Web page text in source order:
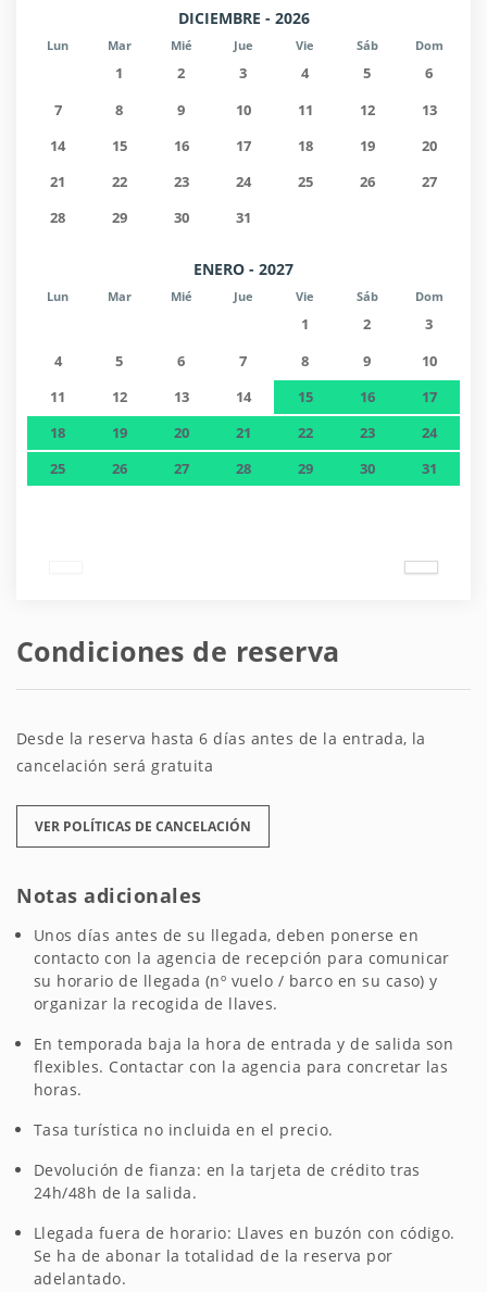
DICIEMBRE - 2026
Lun Mar Mié Jue Vie Sáb Dom
1 2 3 4 5
6
7
8 9 10 11 12
13
14
15 16 17 18 19
20
21
22 23 24 25 26
27
28
29 30 31
ENERO - 2027
Lun Mar Mié Jue Vie Sáb Dom
1 2
3
4
5 6 7 8 9
10
11
12 13 14 15 16
17
18
19 20 21 22 23
24
25
26 27 28 29 30 31
Condiciones de reserva
Desde la reserva hasta 6 días antes de la entrada, la
cancelación será gratuita
VER POLÍTICAS DE CANCELACIÓN
Notas adicionales
Unos días antes de su llegada, deben ponerse en
contacto con la agencia de recepción para comunicar
su horario de llegada (nº vuelo / barco en su caso) y
organizar la recogida de llaves.
En temporada baja la hora de entrada y de salida son
flexibles. Contactar con la agencia para concretar las
horas.
Tasa turística no incluida en el precio.
Devolución de fianza: en la tarjeta de crédito tras
24h/48h de la salida.
Llegada fuera de horario: Llaves en buzón con código.
Se ha de abonar la totalidad de la reserva por
adelantado.